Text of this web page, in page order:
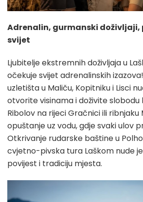
Adrenalin, gurmanski doživljaji,
svijet
Ljubitelje ekstremnih doživljaja u
očekuje svijet adrenalinskih
uzletišta u Maliču, Kopitniku i Lisci
otvorite visinama i doživite slobodu
Ribolov na rijeci Gračnici ili
opuštanje uz vodu, gdje svaki ulov
Otkrivanje rudarske baštine u
cvjetno-pivska tura Laškom nude
povijest i tradiciju mjesta.